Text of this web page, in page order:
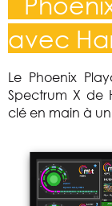
avec
Le Phoenix
Spectrum X de
clé en main à